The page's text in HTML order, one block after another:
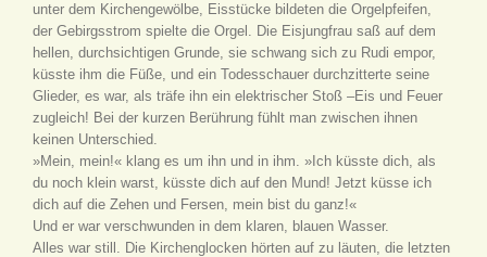
unter dem Kirchengewölbe, Eisstücke bildeten die Orgelpfeifen,
der Gebirgsstrom spielte die Orgel. Die Eisjungfrau saß auf dem
hellen, durchsichtigen Grunde, sie schwang sich zu Rudi empor,
küsste ihm die Füße, und ein Todesschauer durchzitterte seine
Glieder, es war, als träfe ihn ein elektrischer Stoß –Eis und Feuer
zugleich! Bei der kurzen Berührung fühlt man zwischen ihnen
keinen Unterschied.
»Mein, mein!« klang es um ihn und in ihm. »Ich küsste dich, als
du noch klein warst, küsste dich auf den Mund! Jetzt küsse ich
dich auf die Zehen und Fersen, mein bist du ganz!«
Und er war verschwunden in dem klaren, blauen Wasser.
Alles war still. Die Kirchenglocken hörten auf zu läuten, die letzten